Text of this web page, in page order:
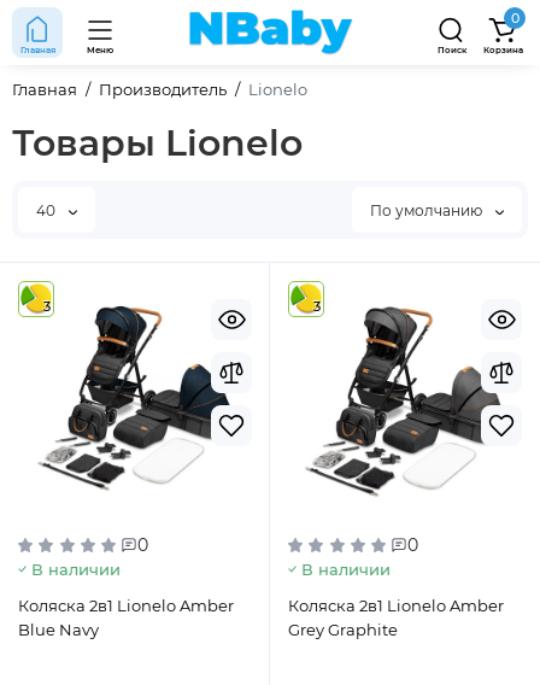
Главная Меню Поиск
0
Корзина
Главная Производитель Lionelo
Товары Lionelo
40 По умолчанию
3
0
В наличии
Коляска 2в1 Lionelo Amber
Blue Navy
3
0
В наличии
Коляска 2в1 Lionelo Amber
Grey Graphite